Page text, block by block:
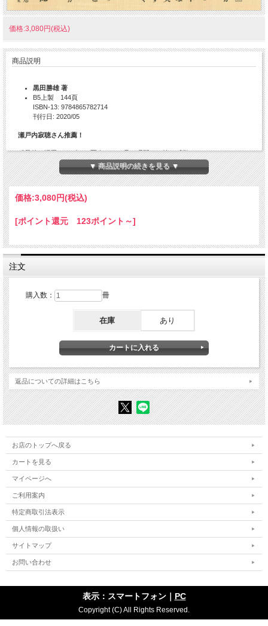
価格:3,080円(税込)
商品説明
黒田勝雄 著
B5上製 144頁
ISBN-13: 9784865782714
刊行日: 2020/05
瀬戸内寂聴さん推薦！
『最後の湯田マタギ』の写真には、見た瞬間から強く感動しました。
半世紀ほどもつき合ってきて、ただの一度も不快な顔を見せたことのない黒田
勝雄さんが、突如、隠していた情熱のすべてをかけて撮影してくれたマタギの
世界!!
他の誰にも撮れなかったマタギの真実が、ここに豊かに息づいている。
――瀬戸内寂聴
を続けてきたマタギたち。
20年間湯田に通い、「最後」のマタギたちの狩猟の貴重な現場を撮影、マタギ
の里の暮らしや民俗に迫った稀有な写真集、ついに刊行！
黒田杏子「山崎和賀流『奥羽山系』と私」
【著者紹介】
●黒田勝雄（くろだ・かつお）
1938年、栃木県足利市生まれ。1961年、慶應義塾大学経済学部卒業。1961
年、第二精工舎入社、1998年 同セイコーインスツルメンツ定年退職。職場写
真クラブで秋山青磁氏、秋山亮二氏の指導を受ける。1975年、現代写真研究所
写真展 1985年「勝利のあとの男たち」（小西六ギャラリー）
2000年「還暦―45年後のクラスメイト」（コニカプラザ）
2003年「浦安―ディズニーランドがやってきた町」（コニカプラ
2009年「浦安 湾岸のまち」（コニカミノルタプラザ）
写真集 2009年8月『浦安 元町1975-1983』（大月書店刊）
雑誌「兜太Tota」全4号（藤原書店刊）写真担当。
日本リアリズム写真集団（JRP）会員、2001/6～2009/6、2015/6～2017/6事務
局長。
現代写真研究所講師。市川写真家協会（IPPS）会員。
▼ 商品説明の続きを見る ▼
価格:3,080円(税込)
[ポイント還元 123ポイント～]
注文
購入数： 冊
在庫 あり
返品についての詳細はこちら
お店のトップへ戻る
カートを見る
マイページへ
ご利用案内
特定商取引法表示
個人情報の取扱い
サイトマップ
お問い合わせ
表示：スマートフォン｜ PC
Copyright (C) All Rights Reserved.